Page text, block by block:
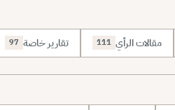
مقالات الرأي 111 تقارير خاصة 97